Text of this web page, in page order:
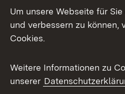
Mastodon
Messenger
Social Wall
X / Twitter
Um unsere Webseite für
und verbessern zu können,
Cookies.
Weitere Informationen zu
unserer